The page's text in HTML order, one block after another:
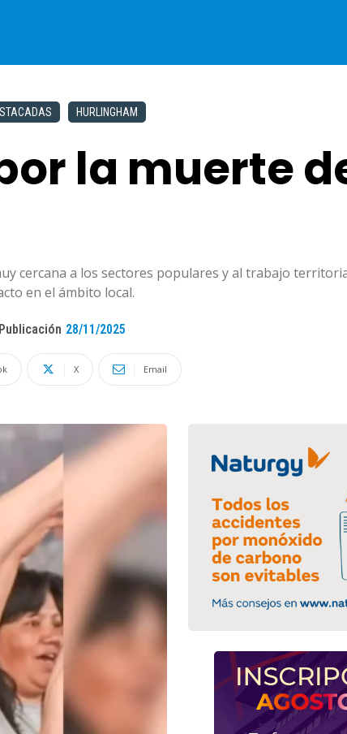
HURLINGHAM
la muerte
cercana a los sectores populares y al trabajo
en el ámbito local.
Publicación 28/11/2025
X Email